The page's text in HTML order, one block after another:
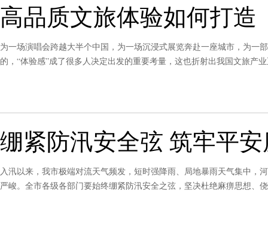
高品质文旅体验如何打造
为一场演唱会跨越大半个中国，为一场沉浸式展览奔赴一座城市，为
的，“体验感”成了很多人决定出发的重要考量，这也折射出我国文旅产
绷紧防汛安全弦 筑牢平
入汛以来，我市极端对流天气频发，短时强降雨、局地暴雨天气集中
严峻。全市各级各部门要始终绷紧防汛安全之弦，坚决杜绝麻痹思想